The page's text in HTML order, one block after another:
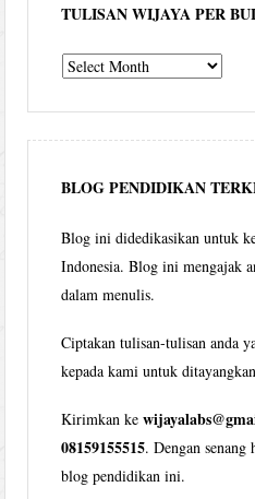
TULISAN WIJAYA PER
Tulisan
per
bulan
BLOG PENDIDIKAN
Blog ini didedikasikan untuk
Indonesia. Blog ini mengajak
dalam menulis.
Ciptakan tulisan-tulisan anda
kepada kami untuk
Kirimkan ke
08159155515. Dengan
blog pendidikan ini.